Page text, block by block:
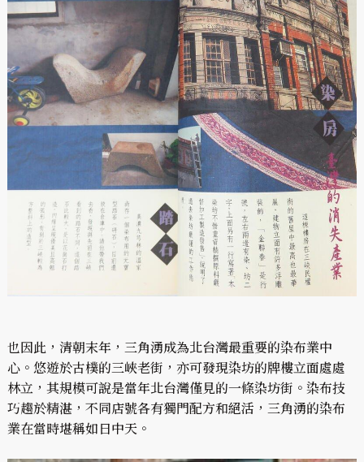
也因此，清朝末年，三角湧成為北台灣最重要的染布業中
心。悠遊於古樸的三峽老街，亦可發現染坊的牌樓立面處處
林立，其規模可說是當年北台灣僅見的一條染坊街。染布技
巧趨於精湛，不同店號各有獨門配方和絕活，三角湧的染布
業在當時堪稱如日中天。